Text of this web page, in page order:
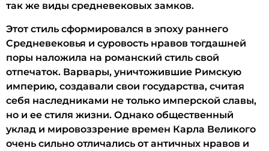
так же виды средневековых замков.
Этот стиль сформировался в эпоху раннего
Средневековья и суровость нравов тогдашней
поры наложила на романский стиль свой
отпечаток. Варвары, уничтожившие Римскую
империю, создавали свои государства, считая
себя наследниками не только имперской славы,
но и ее стиля жизни. Однако общественный
уклад и мировоззрение времен Карла Великого
очень сильно отличались от античных нравов и